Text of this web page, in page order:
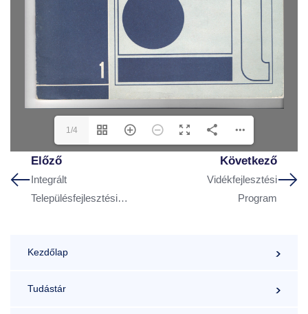
1/4
Előző
Integrált
Településfejlesztési
Szerző: Bajnai László
Következő
Vidékfejlesztési
Program
Kezdőlap
Tudástár